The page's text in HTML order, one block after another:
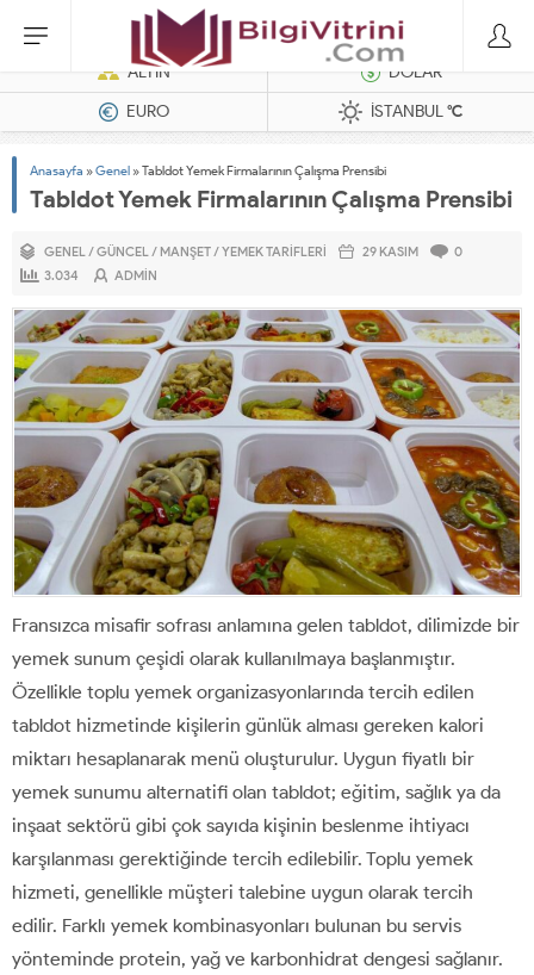
Dizel Jeneratörler
ALTIN
DOLAR
EURO
İSTANBUL°C
Anasayfa »Genel »Tabldot Yemek Firmalarının Çalışma Prensibi
Tabldot Yemek Firmalarının Çalışma Prensibi
GENEL/GÜNCEL/ MANŞET/YEMEK TARIFLERI 29 KASIM
0
3.034
ADMIN
Fransızca misafir sofrası anlamına gelen tabldot, dilimizde bir
yemek sunum çeşidi olarak kullanılmaya başlanmıştır.
Özellikle toplu yemek organizasyonlarında tercih edilen
tabldot hizmetinde kişilerin günlük alması gereken kalori
miktarı hesaplanarak menü oluşturulur. Uygun fiyatlı bir
yemek sunumu alternatifi olan tabldot; eğitim, sağlık ya da
inşaat sektörü gibi çok sayıda kişinin beslenme ihtiyacı
karşılanması gerektiğinde tercih edilebilir. Toplu yemek
hizmeti, genellikle müşteri talebine uygun olarak tercih
edilir. Farklı yemek kombinasyonları bulunan bu servis
yönteminde protein, yağ ve karbonhidrat dengesi sağlanır.